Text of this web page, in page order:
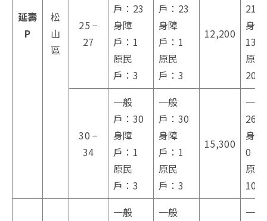
延壽
P
松
山
區
25 −
27
戶：23
身障
戶：1
原民
戶：3
戶：23
身障
戶：1
原民
戶：3
12,200
218
身
13
原
20
30 −
34
一般
戶：30
身障
戶：1
原民
戶：3
一般
戶：30
身障
戶：1
原民
戶：3
15,300
一
26
身
0
原
10
一般
一般
一